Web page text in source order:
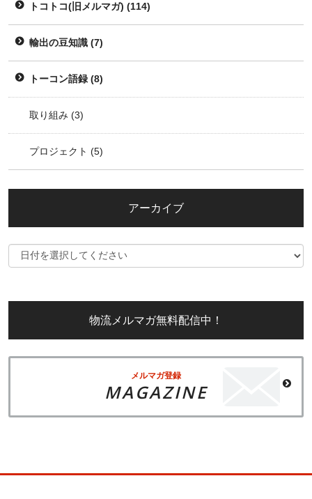
トコトコ(旧メルマガ) (114)
輸出の豆知識 (7)
トーコン語録 (8)
取り組み (3)
プロジェクト (5)
アーカイブ
物流メルマガ無料配信中！
メルマガ登録
MAGAZINE